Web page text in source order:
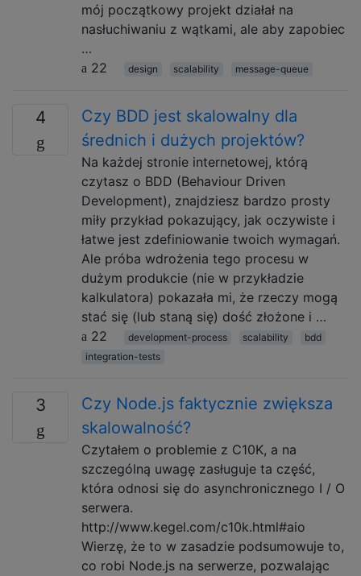
mój początkowy projekt działał na
nasłuchiwaniu z wątkami, ale aby zapobiec
…
22
design scalability message-queue
4
Czy BDD jest skalowalny dla
średnich i dużych projektów?
Na każdej stronie internetowej, którą
czytasz o BDD (Behaviour Driven
Development), znajdziesz bardzo prosty
miły przykład pokazujący, jak oczywiste i
łatwe jest zdefiniowanie twoich wymagań.
Ale próba wdrożenia tego procesu w
dużym produkcie (nie w przykładzie
kalkulatora) pokazała mi, że rzeczy mogą
stać się (lub staną się) dość złożone i …
22
development-process scalability
bdd
integration-tests
3
Czy Node.js faktycznie zwiększa
skalowalność?
Czytałem o problemie z C10K, a na
szczególną uwagę zasługuje ta część,
która odnosi się do asynchronicznego I / O
serwera.
http://www.kegel.com/c10k.html#aio
Wierzę, że to w zasadzie podsumowuje to,
co robi Node.js na serwerze, pozwalając